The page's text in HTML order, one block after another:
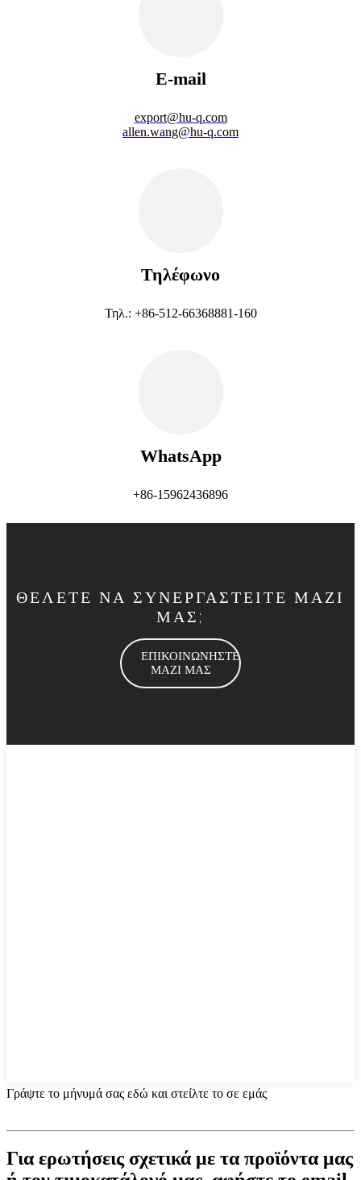
E-mail
export@hu-q.com
allen.wang@hu-q.com
Τηλέφωνο
Τηλ.: +86-512-66368881-160
WhatsApp
+86-15962436896
ΘΕΛΕΤΕ ΝΑ ΣΥΝΕΡΓΑΣΤΕΙΤΕ ΜΑΖΙ
ΜΑΣ;
ΕΠΙΚΟΙΝΩΝΗΣΤΕ
ΜΑΖΙ ΜΑΣ
Γράψτε το μήνυμά σας εδώ και στείλτε το σε εμάς
Για ερωτήσεις σχετικά με τα προϊόντα μας